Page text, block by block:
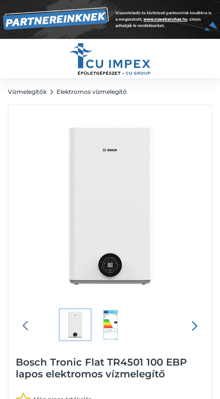
Vízmelegítők Elektromos vízmelegítő
Bosch Tronic Flat TR4501 100 EBP
lapos elektromos vízmelegítő
177 673 Ft